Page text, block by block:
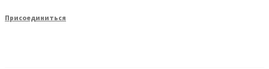
Присоединиться